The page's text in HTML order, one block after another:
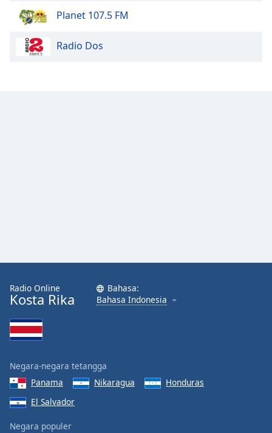
Planet 107.5 FM
Radio Dos
Radio Online
Kosta Rika
Bahasa:
Bahasa Indonesia
Negara-negara tetangga
Panama
Nikaragua
Honduras
El Salvador
Negara populer